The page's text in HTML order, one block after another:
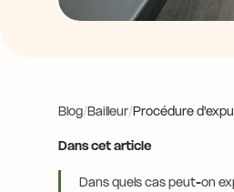
Blog/Bailleur/Procédure
Dans cet article
Dans quels cas peut-on